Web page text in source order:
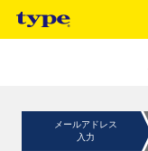
メールアドレス
入力